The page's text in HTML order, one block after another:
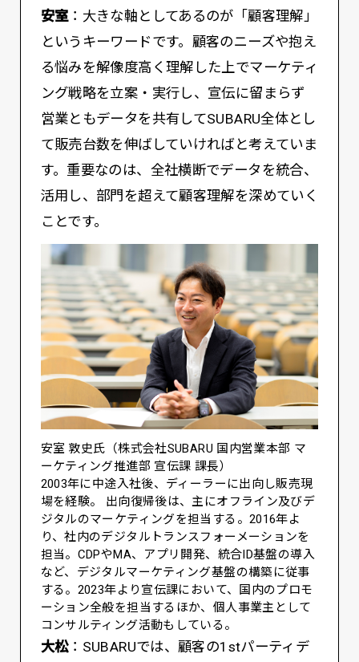
安室：大きな軸としてあるのが「顧客理解」
というキーワードです。顧客のニーズや抱え
る悩みを解像度高く理解した上でマーケティ
ング戦略を立案・実行し、宣伝に留まらず
営業ともデータを共有してSUBARU全体とし
て販売台数を伸ばしていければと考えていま
す。重要なのは、全社横断でデータを統合、
活用し、部門を超えて顧客理解を深めていく
ことです。
安室 敦史氏（株式会社SUBARU 国内営業本部 マ
ーケティング推進部 宣伝課 課長）
2003年に中途入社後、ディーラーに出向し販売現
場を経験。 出向復帰後は、主にオフライン及びデ
ジタルのマーケティングを担当する。2016年よ
り、社内のデジタルトランスフォーメーションを
担当。CDPやMA、アプリ開発、統合ID基盤の導入
など、デジタルマーケティング基盤の構築に従事
する。2023年より宣伝課において、国内のプロモ
ーション全般を担当するほか、個人事業主として
コンサルティング活動もしている。
大松：SUBARUでは、顧客の1stパーティデ